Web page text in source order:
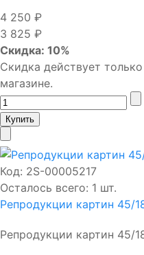
4 250 ₽
3 825 ₽
Скидка: 10%
Скидка действует
магазине.
Код: 2S-00005217
Осталось всего: 1 шт.
Репродукции картин 45/
Репродукции картин 45/